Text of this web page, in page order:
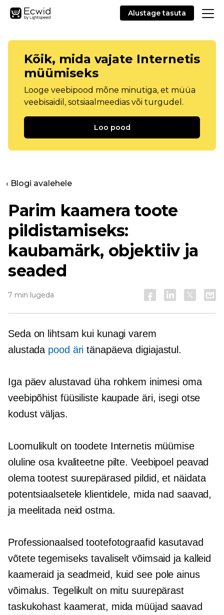
Alustage tasuta
Kõik, mida vajate Internetis
müümiseks
Looge veebipood mõne minutiga, et müüa
veebisaidil, sotsiaalmeedias või turgudel.
Loo pood
‹ Blogi avalehele
Parim kaamera toote
pildistamiseks:
kaubamärk, objektiiv ja
seaded
7 min lugeda
Seda on lihtsam kui kunagi varem
alustada pood äri tänapäeva digiajastul.
Iga päev alustavad üha rohkem inimesi oma
veebipõhist füüsiliste kaupade äri, isegi otse
kodust väljas.
Loomulikult on toodete Internetis müümise
oluline osa kvaliteetnepilte. Veebipoel peavad
olema tootest suurepärased pildid, et näidata
potentsiaalsetele klientidele, mida nad saavad,
ja meelitada neid ostma.
Professionaalsed tootefotograafid kasutavad
võtete tegemiseks tavaliselt võimsaid ja kalleid
kaameraid ja seadmeid, kuid see pole ainus
võimalus. Tegelikult on mitu suurepärast
taskukohast kaamerat, mida müüjad saavad